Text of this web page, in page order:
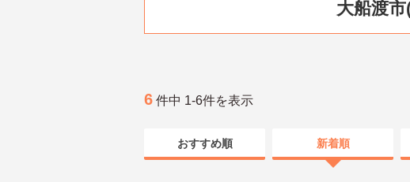
大船渡
6 件中 1-6件を表示
おすすめ順 新着順